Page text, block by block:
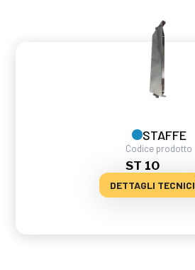
STAFFE
Codice prodotto
ST 10
DETTAGLI TECNICI